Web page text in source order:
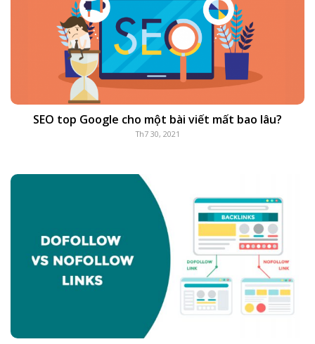
SEO top Google cho một bài viết mất bao lâu?
Th7 30, 2021